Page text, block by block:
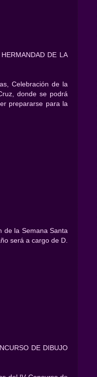
DE LA
Celebración de la
donde se podrá
prepararse para la
de la Semana Santa
será a cargo de D.
DE DIBUJO